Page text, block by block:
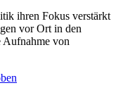
ihren Fokus verstärkt
vor Ort in den
Aufnahme von